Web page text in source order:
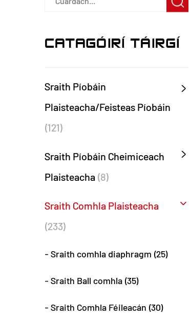
CATAGÓIRÍ TÁIRGÍ
Sraith Píobáin
Plaisteacha/Feisteas Píobáin
(121)
Sraith Píobáin Cheimiceach
Plaisteacha (8)
Sraith Comhla Plaisteacha
(233)
- Sraith comhla diaphragm (25)
- Sraith Ball comhla (35)
- Sraith Comhla Féileacán (30)